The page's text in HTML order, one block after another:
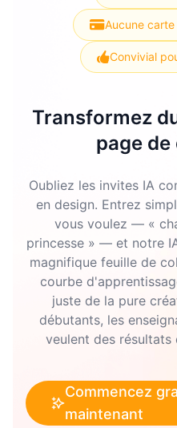
Aucune
Convivial
Transformez
page
Oubliez les invites IA
en design. Entrez
vous voulez — «
princesse » — et notre
magnifique feuille de
courbe
juste de la pure
débutants, les
veulent des résultats
Commencez
maintenant